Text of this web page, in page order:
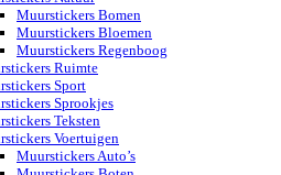
Muurstickers Bomen
Muurstickers Bloemen
Muurstickers Regenboog
Ruimte
Sport
Sprookjes
Teksten
Voertuigen
Muurstickers Auto’s